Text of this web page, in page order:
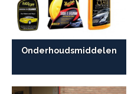
Onderhoudsmiddelen